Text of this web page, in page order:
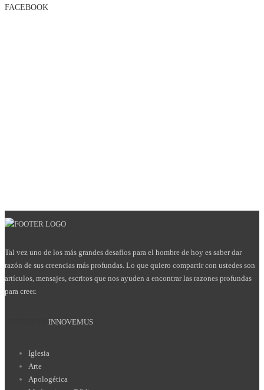
FACEBOOK
Tal vez uno de los más grandes desafíos para el hombre de hoy es saber dar
razón de sus creencias más profundas. Lo que quiero compartir con ustedes son
artículos, mensajes, escritos que nos ayuden a encontrar las razones profundas
para creer.
INNOVEMUS
Iglesia
Arte
Apologética